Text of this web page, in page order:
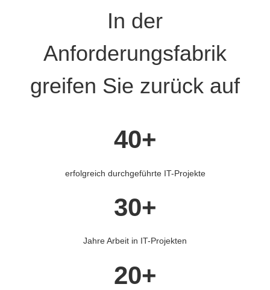
In der
Anforderungsfabrik
greifen Sie zurück auf
40+
erfolgreich durchgeführte IT-Projekte
30+
Jahre Arbeit in IT-Projekten
20+